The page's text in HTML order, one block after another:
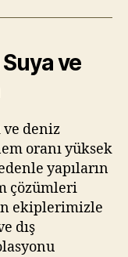
Suya ve
ve deniz
oranı yüksek
yapıların
çözümleri
ekiplerimizle
dış